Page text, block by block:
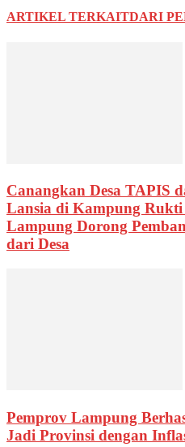
ARTIKEL TERKAITDARI
Canangkan Desa TAPIS
Lansia di Kampung
Lampung Dorong
dari Desa
Pemprov Lampung
Jadi Provinsi dengan